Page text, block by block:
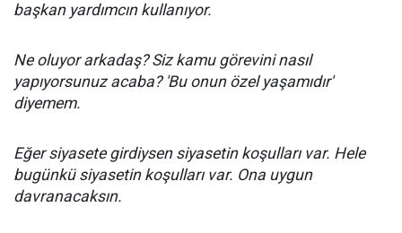
başkan yardımcın kullanıyor.
Ne oluyor arkadaş? Siz kamu görevini nasıl
yapıyorsunuz acaba? 'Bu onun özel yaşamıdır'
diyemem.
Eğer siyasete girdiysen siyasetin koşulları var. Hele
bugünkü siyasetin koşulları var. Ona uygun
davranacaksın.